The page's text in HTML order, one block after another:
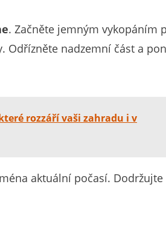
. Začněte jemným vykopáním
Odřízněte nadzemní část a
rozzáří vaši zahradu i v
aktuální počasí.